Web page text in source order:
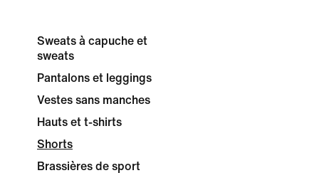
Sweats à capuche et
sweats
Pantalons et leggings
Vestes sans manches
Hauts et t-shirts
Shorts
Brassières de sport